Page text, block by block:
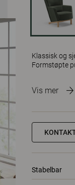
Klassisk og
Formstøpte
Vis mer
Stabelbar